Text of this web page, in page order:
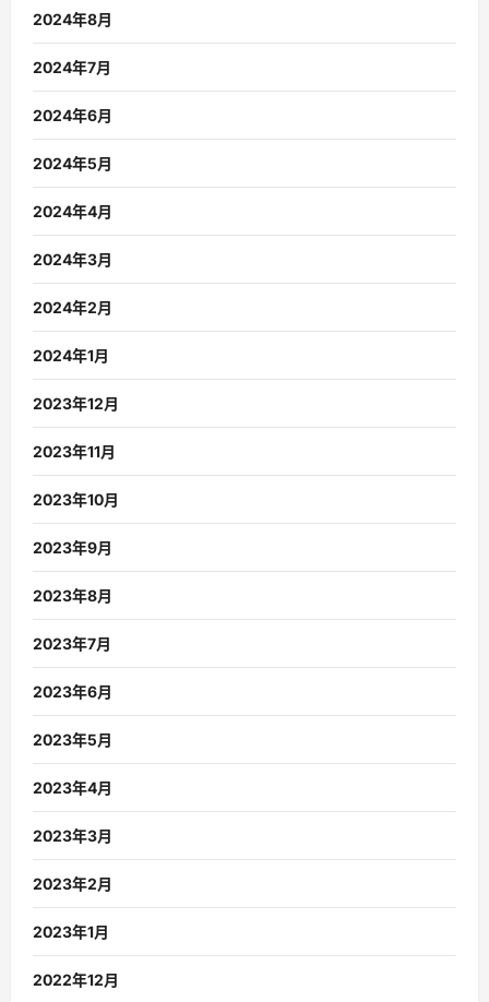
2024年8月
2024年7月
2024年6月
2024年5月
2024年4月
2024年3月
2024年2月
2024年1月
2023年12月
2023年11月
2023年10月
2023年9月
2023年8月
2023年7月
2023年6月
2023年5月
2023年4月
2023年3月
2023年2月
2023年1月
2022年12月